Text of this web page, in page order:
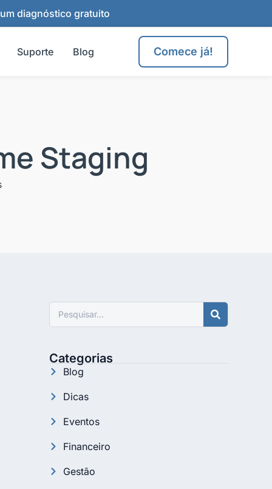
diagnóstico gratuito
Suporte Blog Comece já!
Staging
Pesquisar
Categorias
Blog
Dicas
Eventos
Financeiro
Gestão